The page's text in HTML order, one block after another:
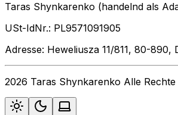
Taras Shynkarenko (handelnd als
USt-IdNr.: PL9571091905
Adresse: Heweliusza 11/811, 80-890,
2026 Taras Shynkarenko Alle